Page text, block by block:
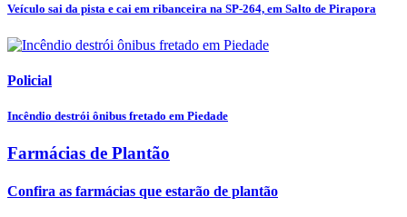
Veículo sai da pista e cai em ribanceira na SP-264, em Salto de Pirapora
Policial
Incêndio destrói ônibus fretado em Piedade
Farmácias de Plantão
Confira as farmácias que estarão de plantão